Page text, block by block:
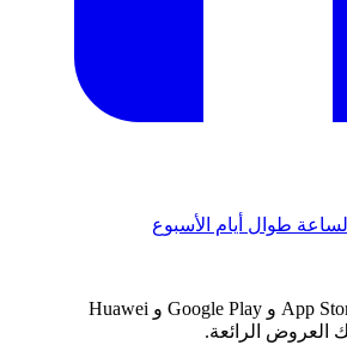
طوال أيام الأسبوع
قم بتنزيل تطبيقنا من App Store و Google Play و Huawei